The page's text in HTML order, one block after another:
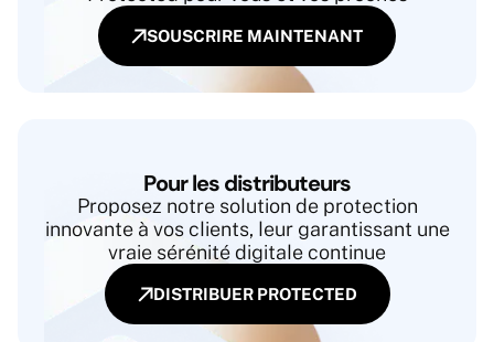
SOUSCRIRE MAINTENANT
Pour les distributeurs
Proposez notre solution de protection
innovante à vos clients, leur garantissant une
vraie sérénité digitale continue
DISTRIBUER PROTECTED